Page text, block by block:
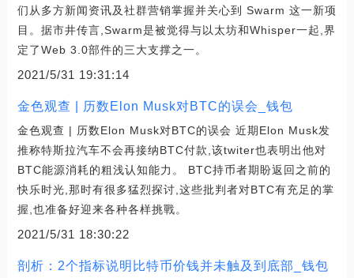
们从多方新闻资讯及社群营销掌握并关心到 Swarm 这一新项
目。据市井传言,Swarm是被觉得与以太坊和Whisper一起,界
定了Web 3.0部件的三大支撑之一。
2021/5/31 19:31:14
金色观查 | 历数Elon Musk对BTC的误会_钱包
金色观查 | 历数Elon Musk对BTC的误会 近期Elon Musk发
推称特斯拉汽车不会再接纳BTC付款,该twiter也表明出他对
BTC能源消耗的粗浅认知能力。 BTC持币者期盼返回之前的
快乐时光,那时有很多猛烈探讨,这些批判者对BTC有充足的掌
握,也准备好迎来各种各样挑戰。
2021/5/31 18:30:22
剖析：2个指标说明比特币价钱并未触及到底部_钱包